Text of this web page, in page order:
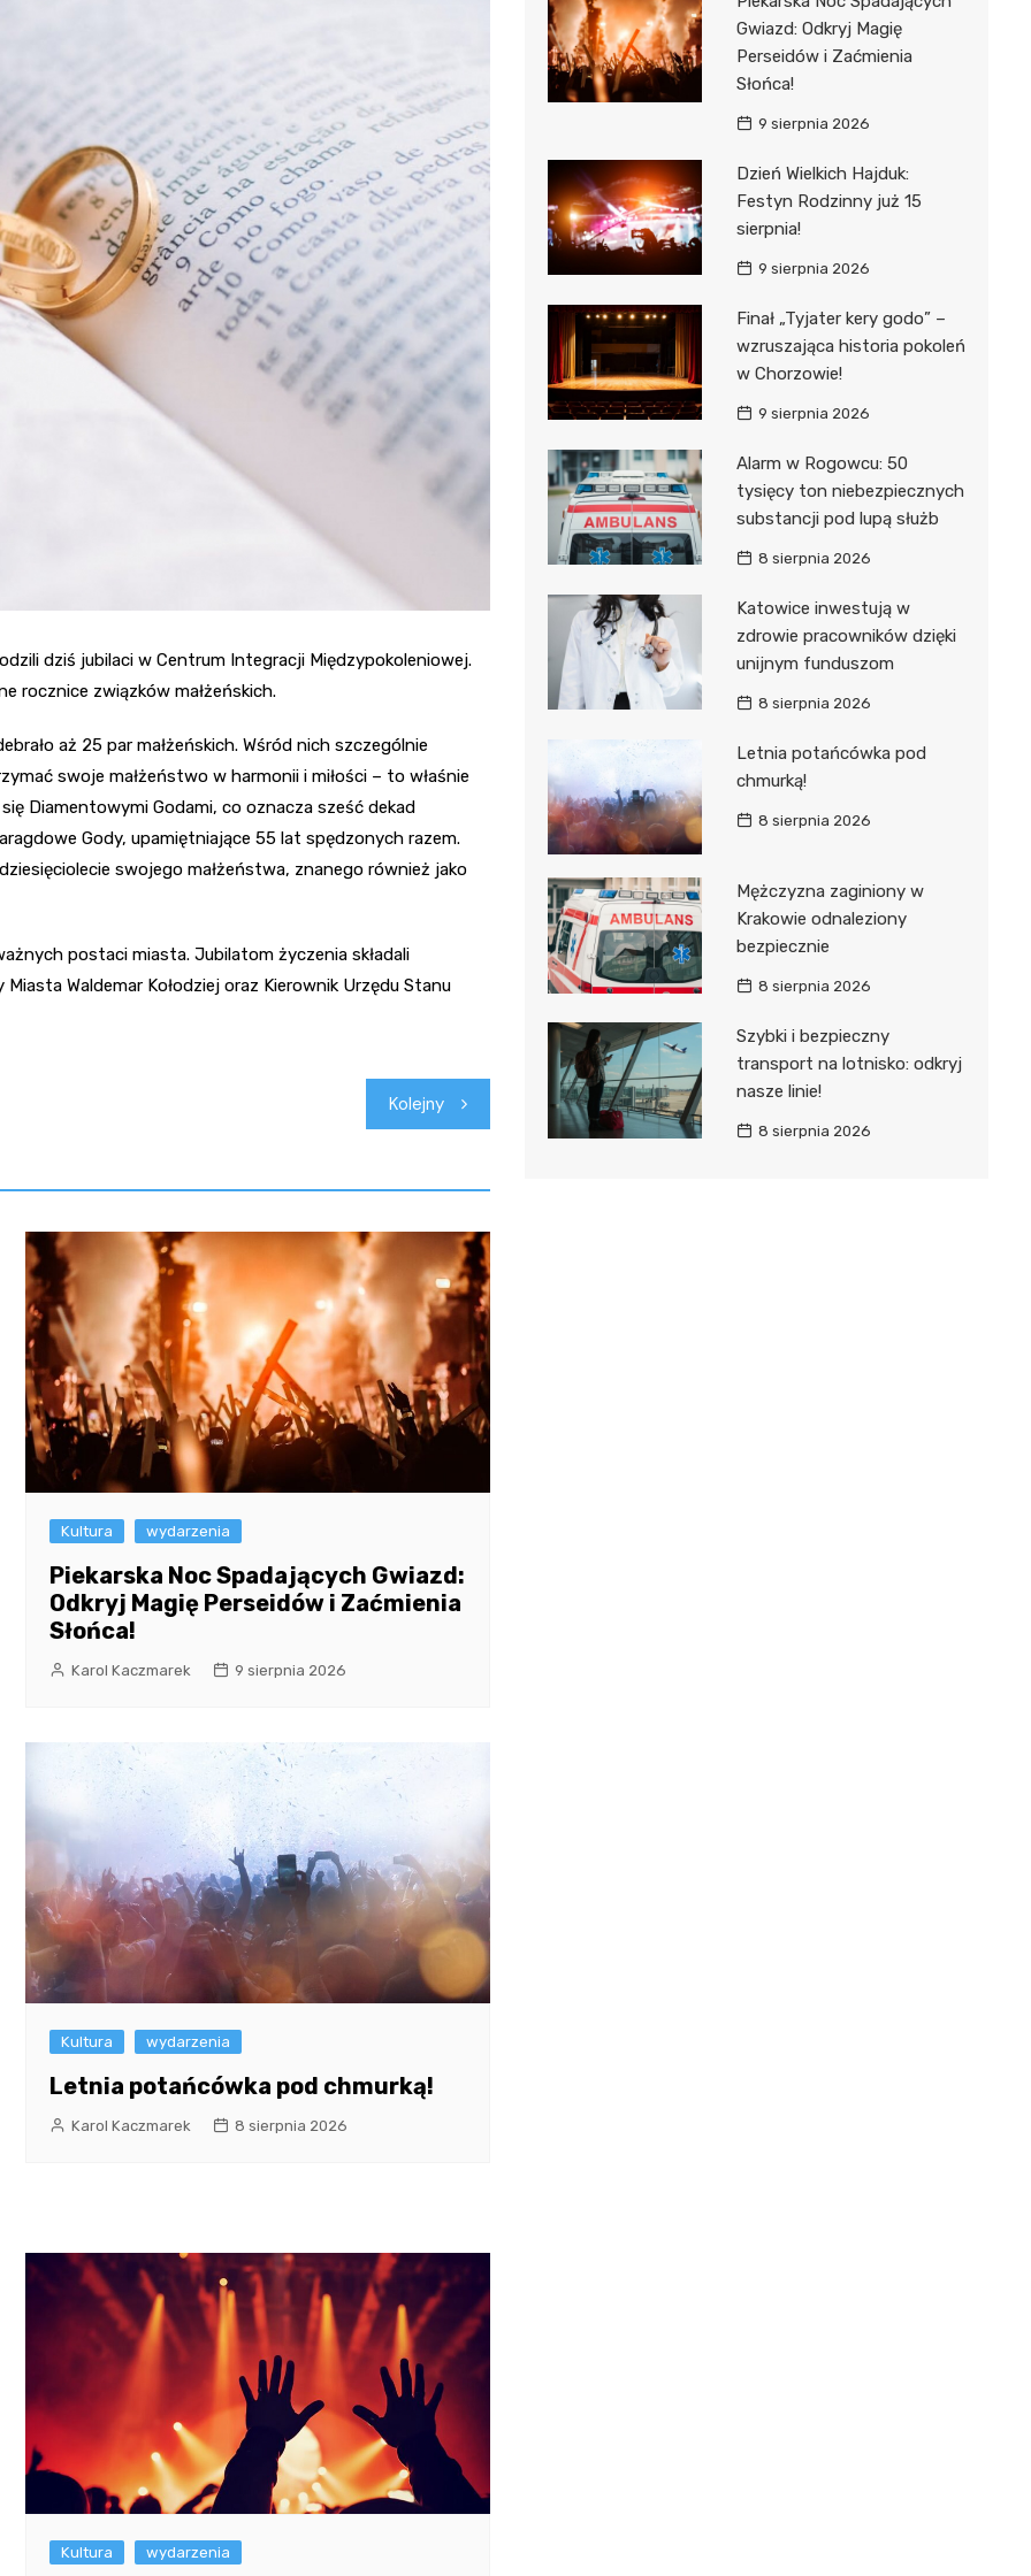
Kino
dziś jubilaci w Centrum Integracji Międzypokoleniowej.
rocznice związków małżeńskich.
aż 25 par małżeńskich. Wśród nich szczególnie
swoje małżeństwo w harmonii i miłości – to właśnie
Diamentowymi Godami, co oznacza sześć dekad
Gody, upamiętniające 55 lat spędzonych razem.
swojego małżeństwa, znanego również jako
postaci miasta. Jubilatom życzenia składali
Waldemar Kołodziej oraz Kierownik Urzędu Stanu
Kolejny
Kultura wydarzenia
Piekarska Noc Spadających Gwiazd:
Odkryj Magię Perseidów i Zaćmienia
Słońca!
Karol Kaczmarek 9 sierpnia 2026
Kultura wydarzenia
Letnia potańcówka pod chmurką!
Karol Kaczmarek 8 sierpnia 2026
Kultura wydarzenia
Gwiazd: Odkryj Magię
Perseidów i Zaćmienia
Słońca!
9 sierpnia 2026
Dzień Wielkich Hajduk:
Festyn Rodzinny już 15
sierpnia!
9 sierpnia 2026
Finał „Tyjater kery godo” –
wzruszająca historia pokoleń
w Chorzowie!
9 sierpnia 2026
Alarm w Rogowcu: 50
tysięcy ton niebezpiecznych
substancji pod lupą służb
8 sierpnia 2026
Katowice inwestują w
zdrowie pracowników dzięki
unijnym funduszom
8 sierpnia 2026
Letnia potańcówka pod
chmurką!
8 sierpnia 2026
Mężczyzna zaginiony w
Krakowie odnaleziony
bezpiecznie
8 sierpnia 2026
Szybki i bezpieczny
transport na lotnisko: odkryj
nasze linie!
8 sierpnia 2026